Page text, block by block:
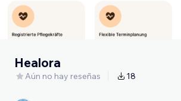
Healora
Aún no hay reseñas 18